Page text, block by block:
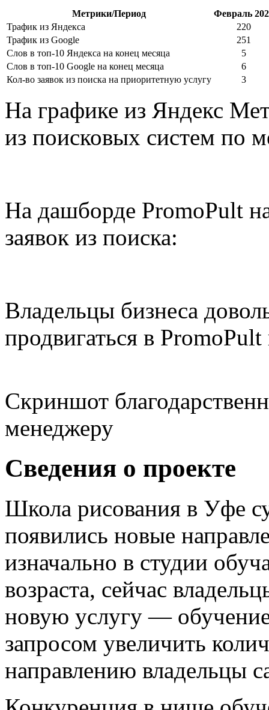
Метрики/Период
Февраль
Трафик из Яндекса
220
Трафик из Google
251
Слов в топ-10 Яндекса на конец месяца
5
Слов в топ-10 Google на конец месяца
6
Кол-во заявок из поиска на приоритетную услугу
3
На графике из Яндекс
из поисковых систем по
На дашборде PromoPult
заявок из поиска:
Владельцы бизнеса
продвигаться в
Скриншот
менеджеру
Сведения о проекте
Школа рисования в Уфе
появились новые
изначально в студии
возраста, сейчас
новую услугу —
запросом увеличить
направлению владельцы